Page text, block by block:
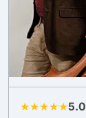
★★★★★5.0